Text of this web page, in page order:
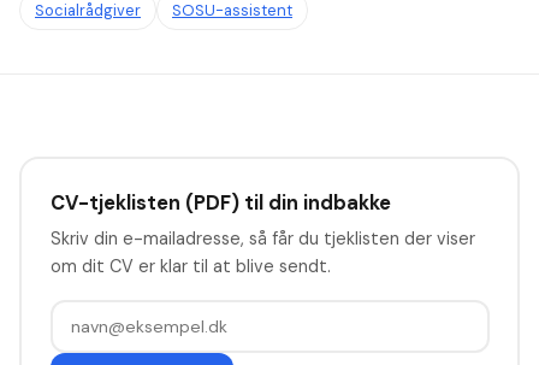
Socialrådgiver
SOSU-assistent
CV-tjeklisten (PDF) til din indbakke
Skriv din e-mailadresse, så får du tjeklisten der viser
om dit CV er klar til at blive sendt.